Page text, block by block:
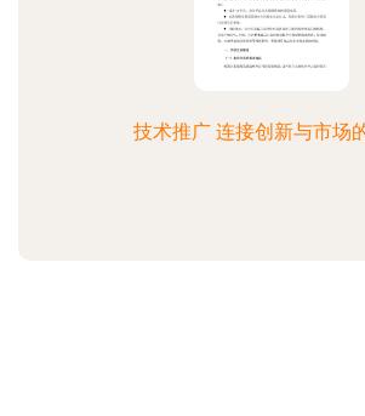
技术推广 连接创新与市场